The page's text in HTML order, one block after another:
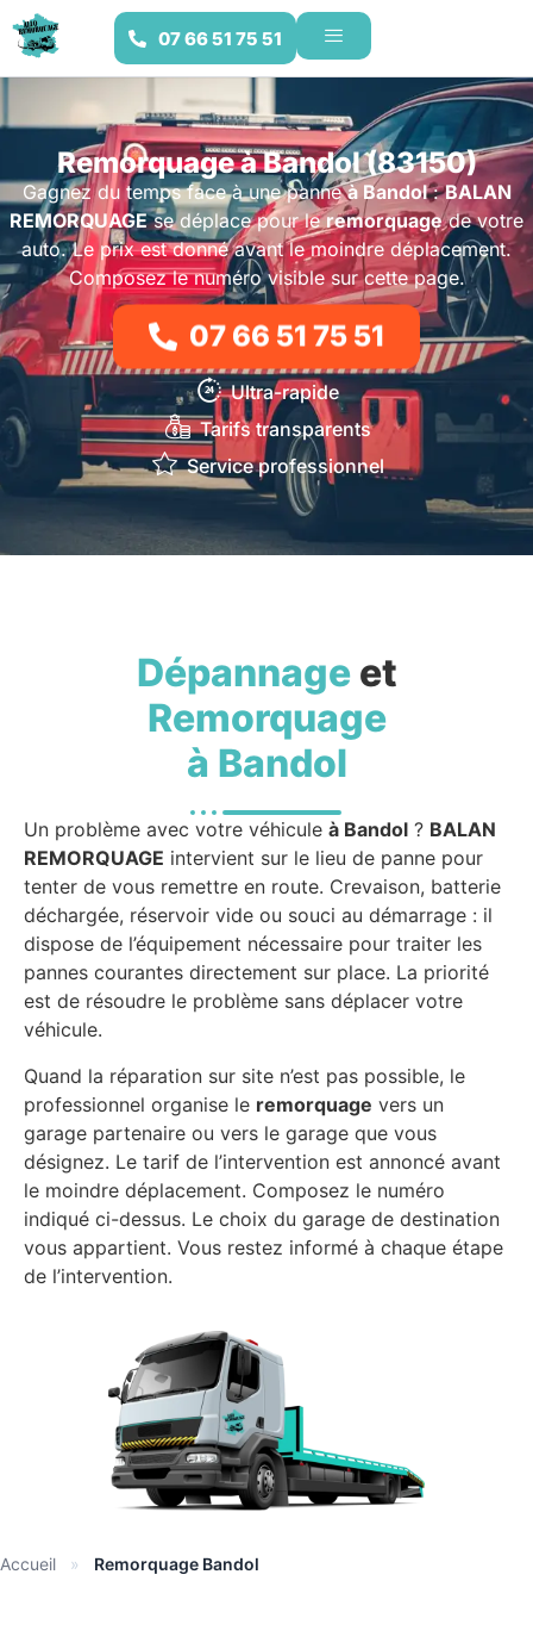
07 66 51 75 51
Remorquage à Bandol (83150)
Gagnez du temps face à une panneà Bandol:BALAN
REMORQUAGEse déplace pour leremorquagede votre
auto. Le prix est donné avant le moindre déplacement.
Composez le numéro visible sur cette page.
07 66 51 75 51
Ultra-rapide
Tarifs transparents
Service professionnel
Dépannageet
Remorquage
à Bandol
Un problème avec votre véhicule à Bandol ? BALAN
REMORQUAGE intervient sur le lieu de panne pour
tenter de vous remettre en route. Crevaison, batterie
déchargée, réservoir vide ou souci au démarrage : il
dispose de l’équipement nécessaire pour traiter les
pannes courantes directement sur place. La priorité
est de résoudre le problème sans déplacer votre
véhicule.
Quand la réparation sur site n’est pas possible, le
professionnel organise le remorquage vers un
garage partenaire ou vers le garage que vous
désignez. Le tarif de l’intervention est annoncé avant
le moindre déplacement. Composez le numéro
indiqué ci-dessus. Le choix du garage de destination
vous appartient. Vous restez informé à chaque étape
de l’intervention.
Accueil » Remorquage Bandol